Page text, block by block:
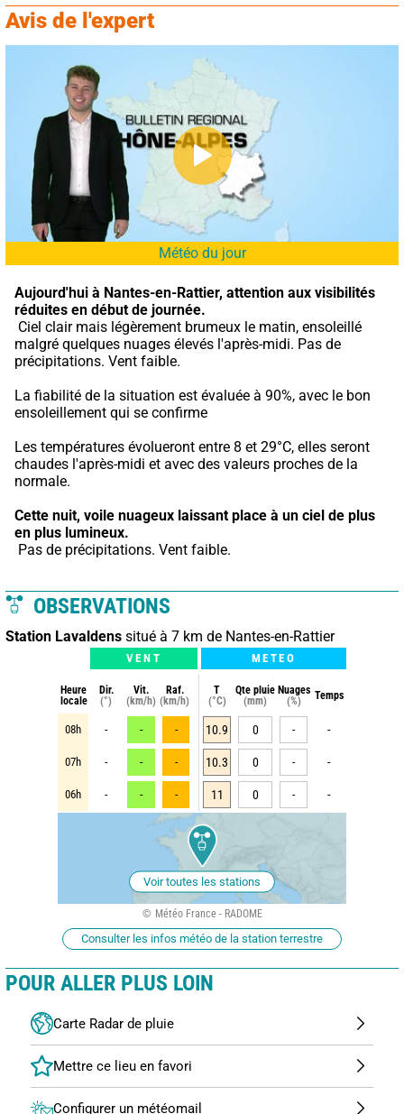
Avis de l'expert
Météo du jour
Aujourd'hui à Nantes-en-Rattier, attention aux visibilités
réduites en début de journée.
malgré quelques nuages élevés l'après-midi. Pas de
précipitations. Vent faible.
La fiabilité de la situation est évaluée à 90%, avec le bon
ensoleillement qui se confirme
Les températures évolueront entre 8 et 29°C, elles seront
chaudes l'après-midi et avec des valeurs proches de la
normale.
Cette nuit, voile nuageux laissant place à un ciel de plus
en plus lumineux.
Pas de précipitations. Vent faible.
OBSERVATIONS
Station Lavaldens situé à 7 km de Nantes-en-Rattier
VENT METEO
Heure
locale
Dir.
(°)
Vit.
(km/h)
Raf.
(km/h)
T
(°C)
Qte pluie
(mm)
Nuages
(%)
Temps
08h - - - 10.9 0 - -
07h - - - 10.3 0 - -
06h - - - 11 0 - -
Voir toutes les stations
Météo France - RADOME
Consulter les infos météo de la station terrestre
POUR ALLER PLUS LOIN
Carte Radar de pluie
Configurer un météomail